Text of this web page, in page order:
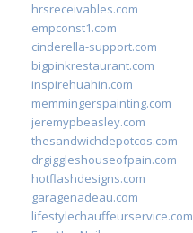
hrsreceivables.com
empconst1.com
cinderella-support.com
bigpinkrestaurant.com
inspirehuahin.com
memmingerspainting.com
jeremypbeasley.com
thesandwichdepotcos.com
drgiggleshouseofpain.com
hotflashdesigns.com
garagenadeau.com
lifestylechauffeurservice.com